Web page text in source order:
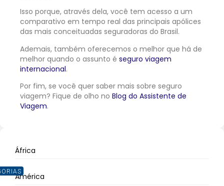
Isso porque, através dela, você tem acesso a um
comparativo em tempo real das principais apólices
das mais conceituadas seguradoras do Brasil.
Ademais, também oferecemos o melhor que há de
melhor quando o assunto é seguro viagem
internacional.
Por fim, se você quer saber mais sobre seguro
viagem? Fique de olho no Blog do Assistente de
Viagem.
África
América